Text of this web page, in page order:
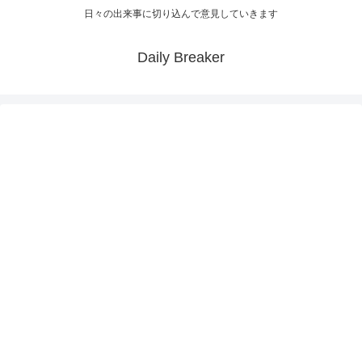
日々の出来事に切り込んで意見していきます
Daily Breaker